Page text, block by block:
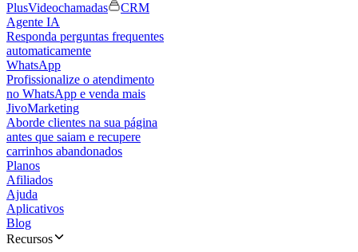
PlusVideochamadas
CRM
Agente IA
Responda perguntas frequentes
automaticamente
WhatsApp
Profissionalize o atendimento
no WhatsApp e venda mais
JivoMarketing
Aborde clientes na sua página
antes que saiam e recupere
carrinhos abandonados
Planos
Afiliados
Ajuda
Aplicativos
Blog
Recursos